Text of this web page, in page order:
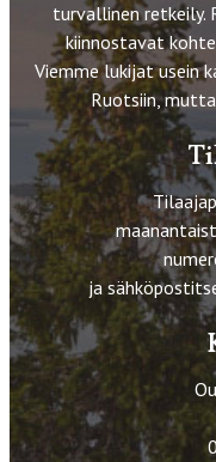
turvallinen retkeily.
kiinnostavat
Viemme lukijat usein
Ruotsiin,
ja